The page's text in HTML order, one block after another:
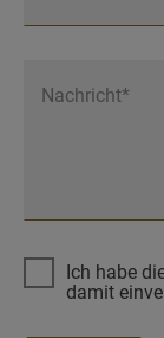
Nachricht*
Ich habe
damit